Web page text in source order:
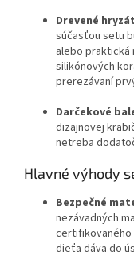
Drevené
súčasťou setu
alebo praktická
silikónových
prerezávaní
Darčekové
dizajnovej
netreba
Hlavné výhody
Bezpečné
nezávadných
certifikovaného
dieťa dáva do